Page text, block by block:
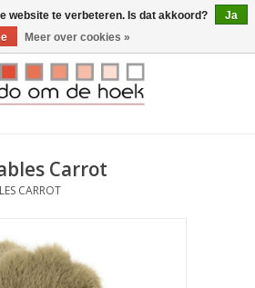
0 Artikelen - €0,00
Carrot
CARROT
website te verbeteren. Is dat akkoord?
Ja
Meer over cookies »